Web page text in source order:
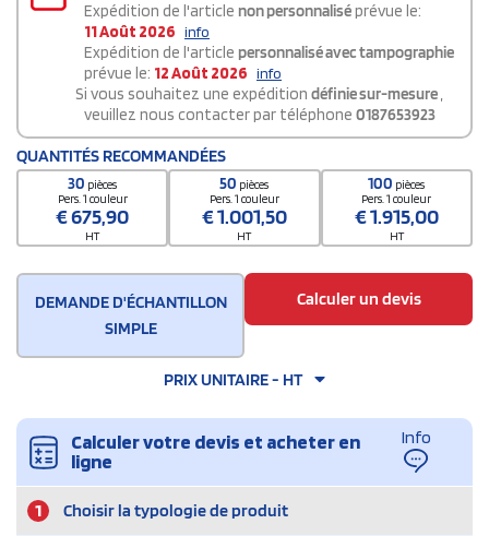
Expédition de l'article non personnaliséprévue le:
11 Août 2026 info
Expédition de l'article personnalisé avec tampographie
prévue le: 12 Août 2026 info
Si vous souhaitez une expédition définie sur-mesure,
veuillez nous contacter par téléphone 0187653923
QUANTITÉS RECOMMANDÉES
30 pièces
Pers. 1 couleur
€675,90
HT
50 pièces
Pers. 1 couleur
€1.001,50
HT
100 pièces
Pers. 1 couleur
€1.915,00
HT
DEMANDE D'ÉCHANTILLON
SIMPLE
Calculer un devis
PRIX UNITAIRE - HT
Calculer votre devis et acheter en
ligne
Info
1 Choisir la typologie de produit